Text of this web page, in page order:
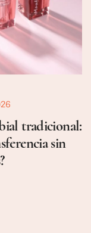
tradicional:
sin